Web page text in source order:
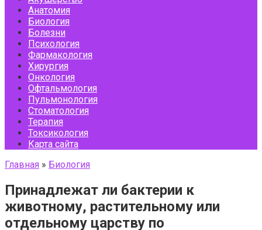
Анатомия
Биология
Болезни
Психология
Фармакология
Хирургия
Онкология
Офтальмология
Пульмонология
Стоматология
Терапия
Токсикология
Карта сайта
Главная » Биология
Принадлежат ли бактерии к
животному, растительному или
отдельному царству по